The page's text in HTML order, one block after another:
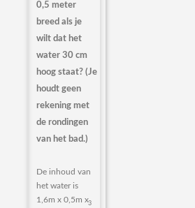
0,5 meter
breed als je
wilt dat het
water 30 cm
hoog staat? (Je
houdt geen
rekening met
de rondingen
van het bad.)
De inhoud van
het water is
1,6m x 0,5m x3